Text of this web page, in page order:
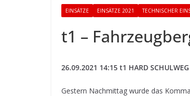
EINSÄTZE EINSÄTZE 2021 TECHNISCHER
t1 –
26.09.2021 14:15 t1 HARD
Gestern Nachmittag wurde das